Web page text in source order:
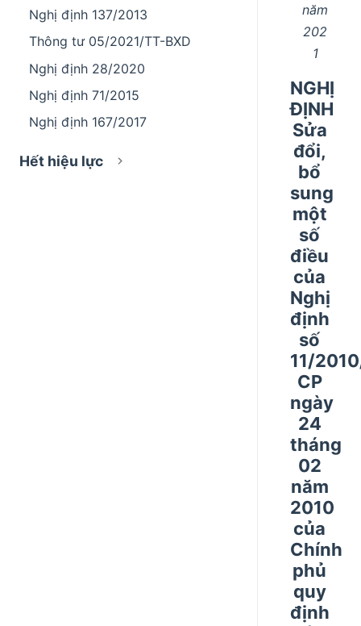
Nghị định 137/2013
Thông tư 05/2021/TT-BXD
Nghị định 28/2020
Nghị định 71/2015
Nghị định 167/2017
Hết hiệu lực
năm
202
1
NGHỊ
ĐỊNH
Sửa
đổi,
bổ
sung
một
số
điều
của
Nghị
định
số
11/
CP
ngày
24
tháng
02
năm
2010
của
Chính
phủ
quy
định